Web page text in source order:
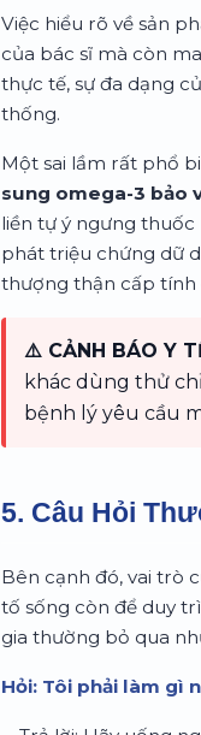
Việc hiểu rõ về sản
của bác sĩ mà còn
thực tế, sự đa dạng
thống.
Một sai lầm rất phổ
sung omega-3 bảo
liền tự ý ngưng
phát triệu chứng dữ
thượng thận cấp tính
⚠️ CẢNH BÁO Y
khác dùng thử
bệnh lý yêu cầu
5. Câu Hỏi
Bên cạnh đó, vai trò
tố sống còn để duy
gia thường bỏ qua
Hỏi: Tôi phải làm gì